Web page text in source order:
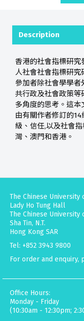
Description
香港的社會指標研究
人社會社會指標研究
參加者除社會學學者
共行政及社會政策等
多角度的思考。這本
由有關作者修訂的
級、信任,以及社會
灣、澳門和香港。
The Chinese University
Lady Ho Tung Hall
The Chinese University
Sha Tin, N.T.
Hong Kong SAR
Tel: +852 3943 9800
For order and enquiry,
Office Hours:
Monday - Friday
(10:30am - 12:30pm;